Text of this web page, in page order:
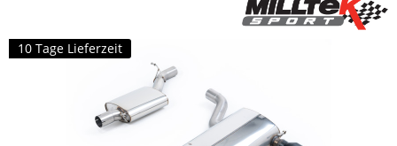
10 Tage Lieferzeit